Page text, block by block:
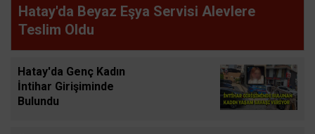
Hatay'da Beyaz Eşya Servisi Alevlere
Teslim Oldu
Hatay'da Genç Kadın
İntihar Girişiminde
Bulundu